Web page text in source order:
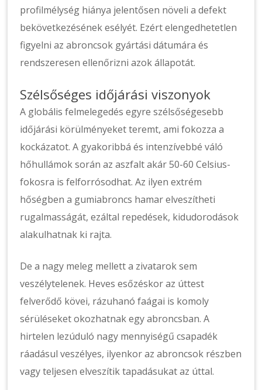
profilmélység hiánya jelentősen növeli a defekt
bekövetkezésének esélyét. Ezért elengedhetetlen
figyelni az abroncsok gyártási dátumára és
rendszeresen ellenőrizni azok állapotát.
Szélsőséges időjárási viszonyok
A globális felmelegedés egyre szélsőségesebb
időjárási körülményeket teremt, ami fokozza a
kockázatot. A gyakoribbá és intenzívebbé váló
hőhullámok során az aszfalt akár 50-60 Celsius-
fokosra is felforrósodhat. Az ilyen extrém
hőségben a gumiabroncs hamar elveszítheti
rugalmasságát, ezáltal repedések, kidudorodások
alakulhatnak ki rajta.
De a nagy meleg mellett a zivatarok sem
veszélytelenek. Heves esőzéskor az úttest
felverődő kövei, rázuhanó faágai is komoly
sérüléseket okozhatnak egy abroncsban. A
hirtelen lezúduló nagy mennyiségű csapadék
ráadásul veszélyes, ilyenkor az abroncsok részben
vagy teljesen elveszítik tapadásukat az úttal.